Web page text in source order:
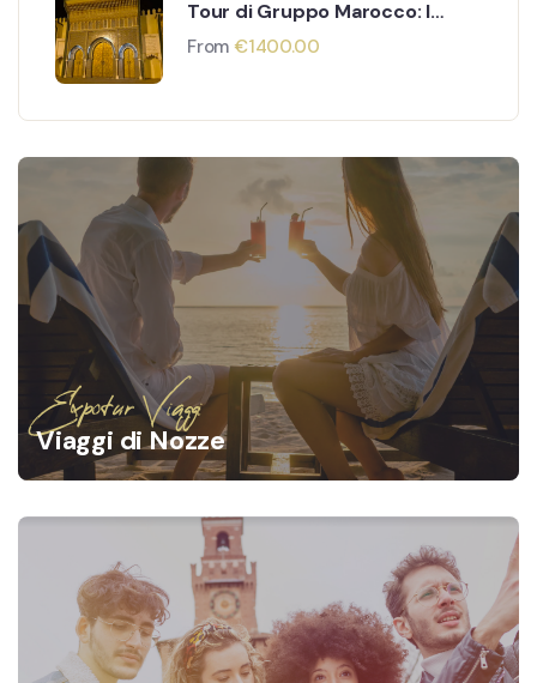
Tour di Gruppo Marocco: I
Borghi Andalusi
From €1400.00
Expotur Viaggi
Viaggi di Nozze